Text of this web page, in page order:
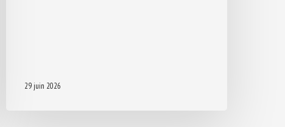
29 juin 2026